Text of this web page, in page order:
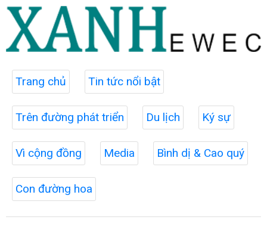
Trang chủ Tin tức nổi bật
Trên đường phát triển Du lịch Ký sự
Vì cộng đồng Media Bình dị & Cao quý
Con đường hoa